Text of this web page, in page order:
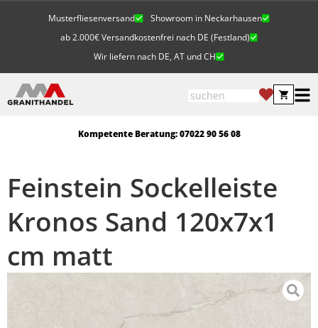
Musterfliesenversand
Showroom in Neckarhausen
ab 2.000€ Versandkostenfrei nach DE (Festland)
Wir liefern nach DE, AT und CH
Kompetente Beratung: 07022 90 56 08
Feinstein Sockelleiste
Kronos Sand 120x7x1
cm matt